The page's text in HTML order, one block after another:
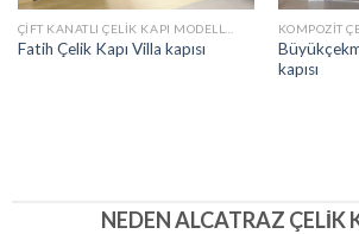
Fatih Çelik Kapı Villa kapısı
KOMPOZIT
kapısı
NEDEN ALCATRAZ ÇELIK